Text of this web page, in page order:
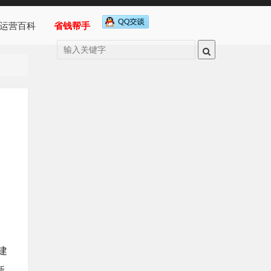
运营百科 省钱帮手